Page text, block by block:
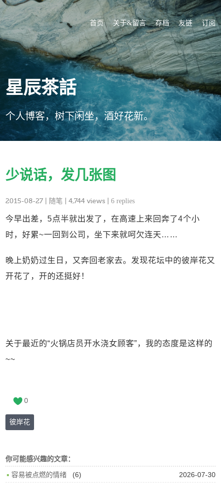
首页 关于&留言 存档 友链 订阅
星辰茶話
个人博客，树下闲坐，酒好花新。
少说话，发几张图
2015-08-27 随笔 | 4,744 views |6 replies
今早出差，5点半就出发了，在高速上来回奔了4个小
时，好累~一回到公司，坐下来就呵欠连天……
晚上奶奶过生日，又奔回老家去。发现花坛中的彼岸花又
开花了，开的还挺好！
关于最近的“火锅店员开水浇女顾客”，我的态度是这样的
~~
0
彼岸花
你可能感兴趣的文章：
2026-07-30
容易被点燃的情绪 (6)